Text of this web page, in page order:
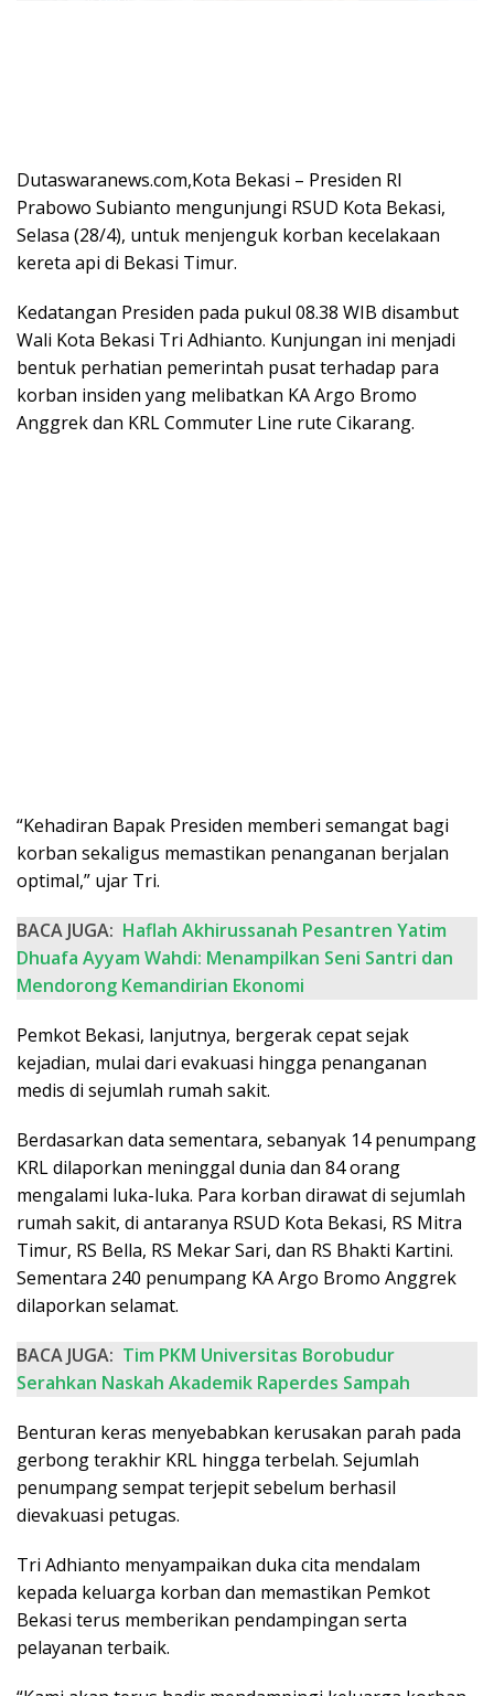
Dutaswaranews.com,Kota Bekasi – Presiden RI
Prabowo Subianto mengunjungi RSUD Kota Bekasi,
Selasa (28/4), untuk menjenguk korban kecelakaan
kereta api di Bekasi Timur.
Kedatangan Presiden pada pukul 08.38 WIB disambut
Wali Kota Bekasi Tri Adhianto. Kunjungan ini menjadi
bentuk perhatian pemerintah pusat terhadap para
korban insiden yang melibatkan KA Argo Bromo
Anggrek dan KRL Commuter Line rute Cikarang.
“Kehadiran Bapak Presiden memberi semangat bagi
korban sekaligus memastikan penanganan berjalan
optimal,” ujar Tri.
BACA JUGA: Haflah Akhirussanah Pesantren Yatim
Dhuafa Ayyam Wahdi: Menampilkan Seni Santri dan
Mendorong Kemandirian Ekonomi
Pemkot Bekasi, lanjutnya, bergerak cepat sejak
kejadian, mulai dari evakuasi hingga penanganan
medis di sejumlah rumah sakit.
Berdasarkan data sementara, sebanyak 14 penumpang
KRL dilaporkan meninggal dunia dan 84 orang
mengalami luka-luka. Para korban dirawat di sejumlah
rumah sakit, di antaranya RSUD Kota Bekasi, RS Mitra
Timur, RS Bella, RS Mekar Sari, dan RS Bhakti Kartini.
Sementara 240 penumpang KA Argo Bromo Anggrek
dilaporkan selamat.
BACA JUGA: Tim PKM Universitas Borobudur
Serahkan Naskah Akademik Raperdes Sampah
Benturan keras menyebabkan kerusakan parah pada
gerbong terakhir KRL hingga terbelah. Sejumlah
penumpang sempat terjepit sebelum berhasil
dievakuasi petugas.
Tri Adhianto menyampaikan duka cita mendalam
kepada keluarga korban dan memastikan Pemkot
Bekasi terus memberikan pendampingan serta
pelayanan terbaik.